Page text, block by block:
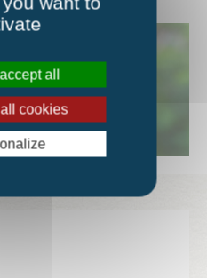
all
cookies